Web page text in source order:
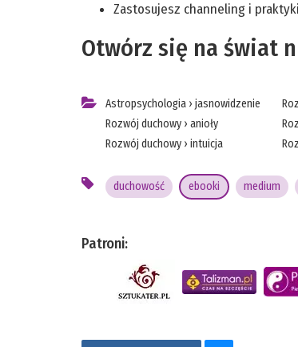
Zastosujesz channeling i
Otwórz się na świat
Astropsychologia › jasnowidzenie
Rozwój duchowy › anioły
Rozwój duchowy › intuicja
duchowość ebooki medium
Patroni: